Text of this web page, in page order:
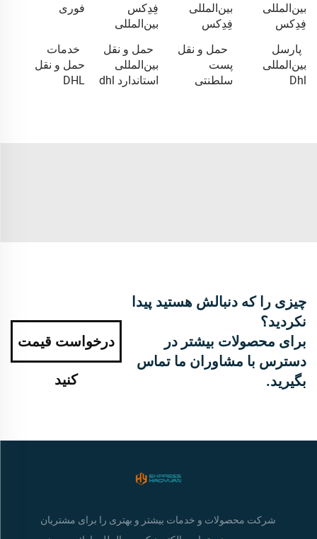
بین‌المللی
فِدِکس
بین‌المللی
فِدِکس
فِدِکس
بین‌المللی
فوری
پارسل
بین‌المللی
Dhl
حمل و نقل
پست
سلطنتی
حمل و نقل
بین‌المللی
استاندارد dhl
خدمات
حمل و نقل
DHL
چیزی را که دنبالش هستید پیدا
نکردید؟
برای محصولات بیشتر در
دسترس با مشاوران ما تماس
بگیرید.
درخواست قیمت
کنید
شرکت محصولات و خدمات بیشتر و بهتری را برای مشتریان